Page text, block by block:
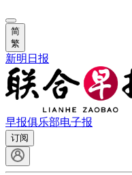
简
繁
新明日报
早报俱乐部电子报
订阅